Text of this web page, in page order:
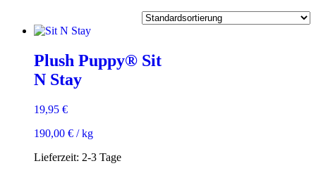
Plush Puppy® Sit
N Stay
19,95 €
190,00 € /kg
Lieferzeit: 2-3 Tage